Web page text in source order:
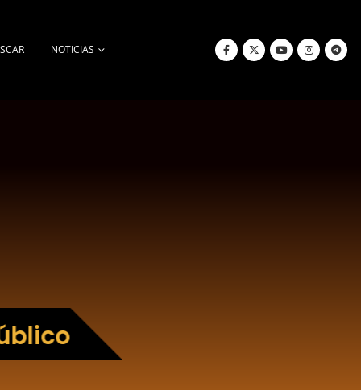
NOTICIAS